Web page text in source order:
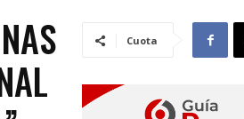
Cuota